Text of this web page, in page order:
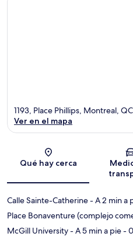
1193, Place Phillips, Montreal,
Ver en el mapa
Qué hay cerca
Calle Sainte-Catherine- A 2 min a
Place Bonaventure (complejo
McGill University- A 5 min a pie-